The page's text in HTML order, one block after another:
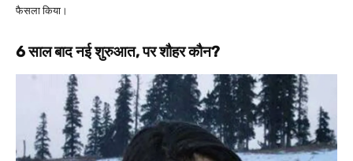
फैसला किया।
6 साल बाद नई शुरुआत, पर शौहर कौन?